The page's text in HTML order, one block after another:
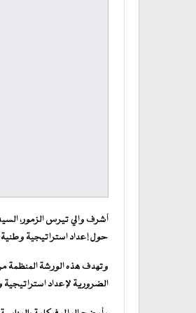
أشرف والي تيرس الزمور،
حول إعداد استراتيجية
وتهدف هذه الورشة المنظمة من
الضرورية لإعداد